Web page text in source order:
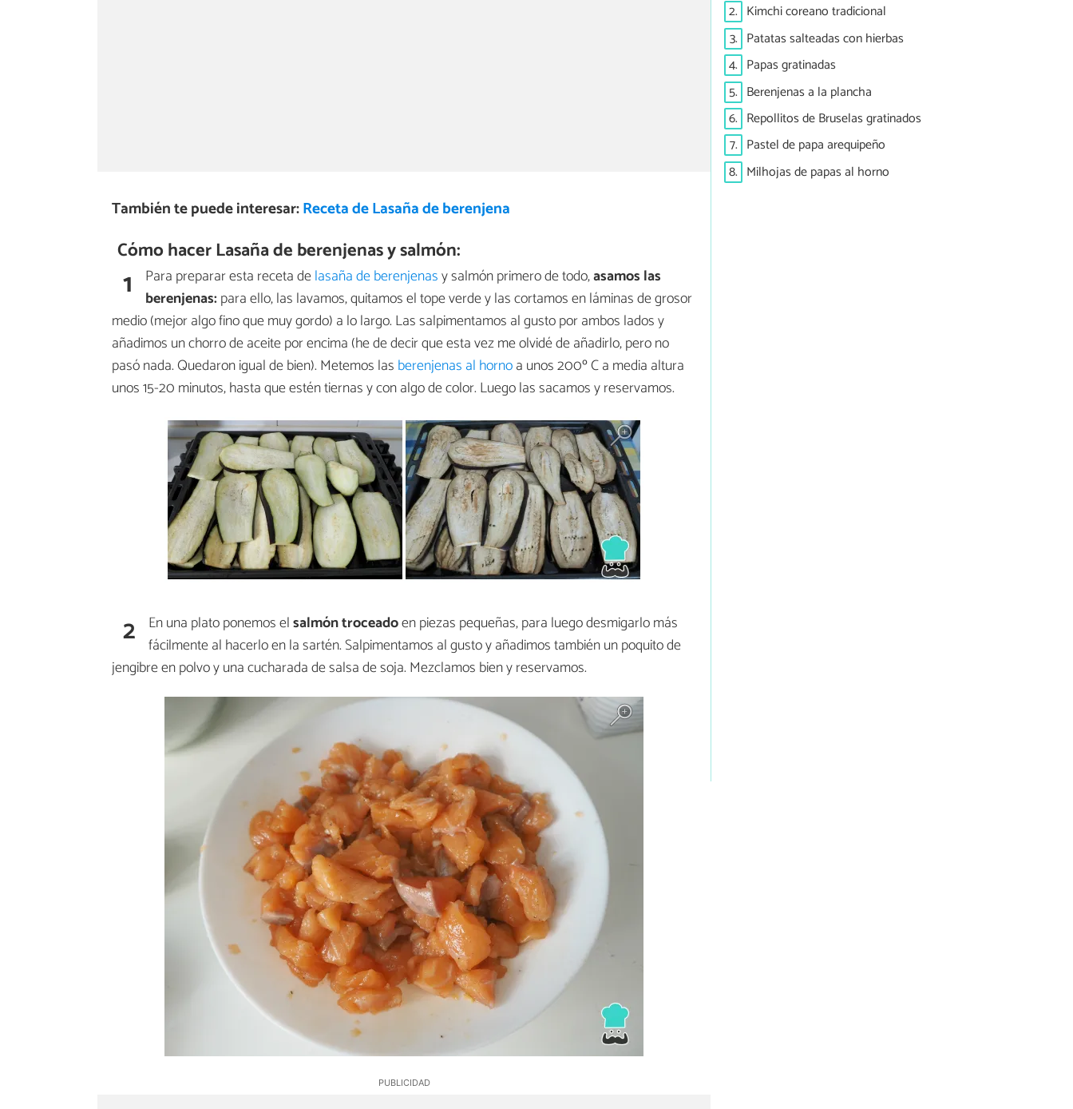
También te puede interesar:Receta de Lasaña de berenjena
Cómo hacer Lasaña de berenjenas y salmón:
1 Para preparar esta receta delasaña de berenjenasy salmón primero de todo,asamos las
berenjenas:para ello, las lavamos, quitamos el tope verde y las cortamos en láminas de grosor
medio (mejor algo fino que muy gordo) a lo largo. Las salpimentamos al gusto por ambos lados y
añadimos un chorro de aceite por encima (he de decir que esta vez me olvidé de añadirlo, pero no
pasó nada. Quedaron igual de bien). Metemos las berenjenas al hornoa unos 200º C a media altura
unos 15-20 minutos, hasta que estén tiernas y con algo de color. Luego las sacamos y reservamos.
2 En una plato ponemos elsalmón troceadoen piezas pequeñas, para luego desmigarlo más
fácilmente al hacerlo en la sartén. Salpimentamos al gusto y añadimos también un poquito de
jengibre en polvo y una cucharada de salsa de soja. Mezclamos bien y reservamos.
2. Kimchi coreano tradicional
3. Patatas salteadas con hierbas
4. Papas gratinadas
5. Berenjenas a la plancha
6. Repollitos de Bruselas gratinados
7. Pastel de papa arequipeño
8. Milhojas de papas al horno